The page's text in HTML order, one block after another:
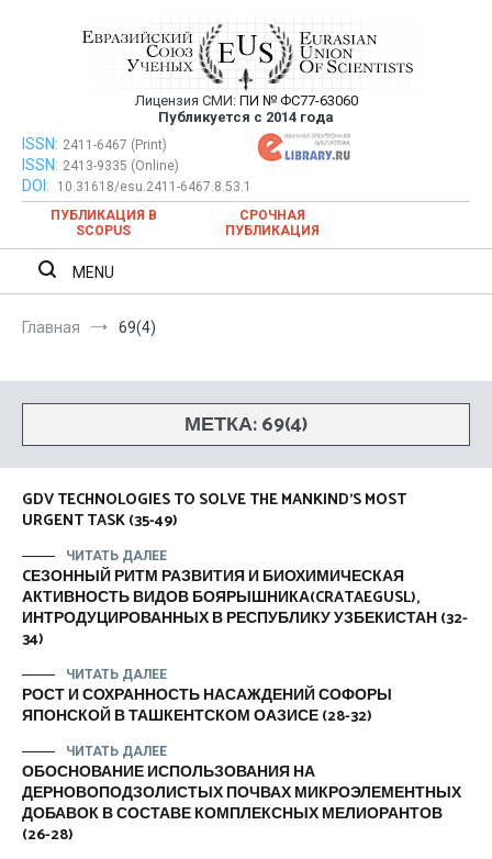
Евразийский Союз Ученых —
публикация научных статей в
ежемесячном научном журнале
Лицензия СМИ: ПИ № ФС77-63060
Публикуется с 2014 года
Евразийский Союз Ученых — публикация научных статей в
ежемесячном научном журнале
ISSN: 2411-6467 (Print)
ISSN: 2413-9335 (Online)
DOI:
10.31618/esu.2411-6467.8.53.1
ПУБЛИКАЦИЯ В
SCOPUS
СРОЧНАЯ
ПУБЛИКАЦИЯ
MENU
Главная 69(4)
МЕТКА:69(4)
GDV TECHNOLOGIES TO SOLVE THE MANKIND’S MOST
URGENT TASK (35-49)
ЧИТАТЬ ДАЛЕЕ
CЕЗОННЫЙ РИТМ РАЗВИТИЯ И БИОХИМИЧЕСКАЯ
АКТИВНОСТЬ ВИДОВ БОЯРЫШНИКА(CRATAEGUSL),
ИНТРОДУЦИРОВАННЫХ В РЕСПУБЛИКУ УЗБЕКИСТАН (32-
34)
ЧИТАТЬ ДАЛЕЕ
РОСТ И СОХРАННОСТЬ НАСАЖДЕНИЙ СОФОРЫ
ЯПОНСКОЙ В ТАШКЕНТСКОМ ОАЗИСЕ (28-32)
ЧИТАТЬ ДАЛЕЕ
ОБОСНОВАНИЕ ИСПОЛЬЗОВАНИЯ НА
ДЕРНОВОПОДЗОЛИСТЫХ ПОЧВАХ МИКРОЭЛЕМЕНТНЫХ
ДОБАВОК В СОСТАВЕ КОМПЛЕКСНЫХ МЕЛИОРАНТОВ
(26-28)